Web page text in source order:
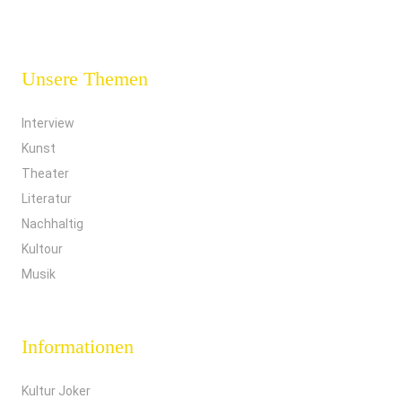
Unsere Themen
Interview
Kunst
Theater
Literatur
Nachhaltig
Kultour
Musik
Informationen
Kultur Joker